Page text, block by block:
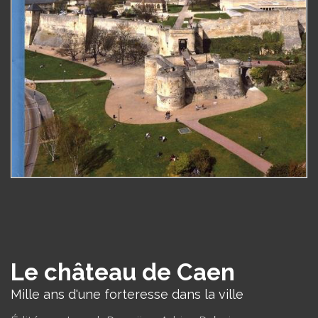
Le château de Caen
Mille ans d'une forteresse dans la ville